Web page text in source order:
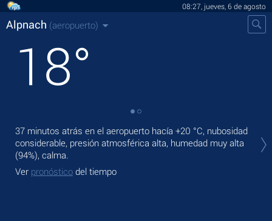
08:27, jueves, 6 de agosto
Alpnach (aeropuerto)
18°
37 minutos atrás en el aeropuerto hacía +20 °C, nubosidad
considerable, presión atmosférica alta, humedad muy alta
(94%), calma.
Ver pronóstico del tiempo